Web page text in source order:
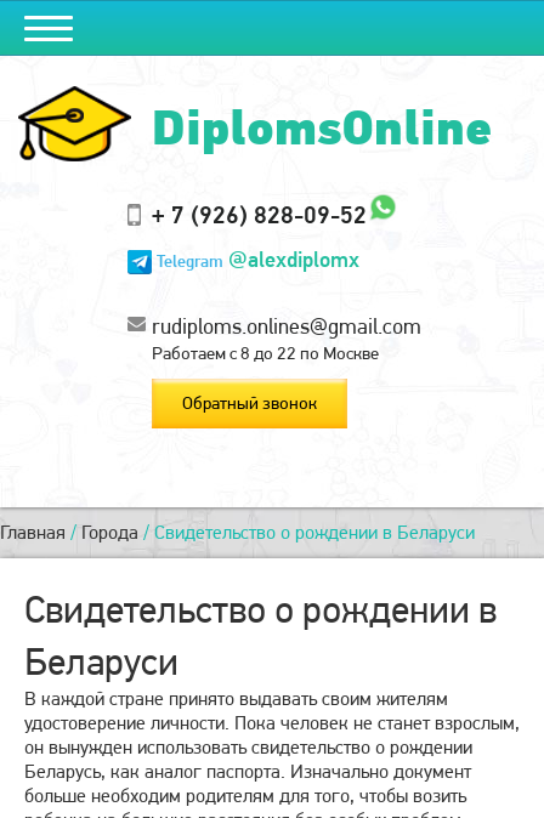
DiplomsOnline
+ 7 (926) 828-09-52
Telegram @alexdiplomx
rudiploms.onlines@gmail.com
Работаем с 8 до 22 по Москве
Обратный звонок
Главная / Города / Свидетельство о рождении в Беларуси
Свидетельство о рождении в
Беларуси
В каждой стране принято выдавать своим жителям
удостоверение личности. Пока человек не станет взрослым,
он вынужден использовать свидетельство о рождении
Беларусь, как аналог паспорта. Изначально документ
больше необходим родителям для того, чтобы возить